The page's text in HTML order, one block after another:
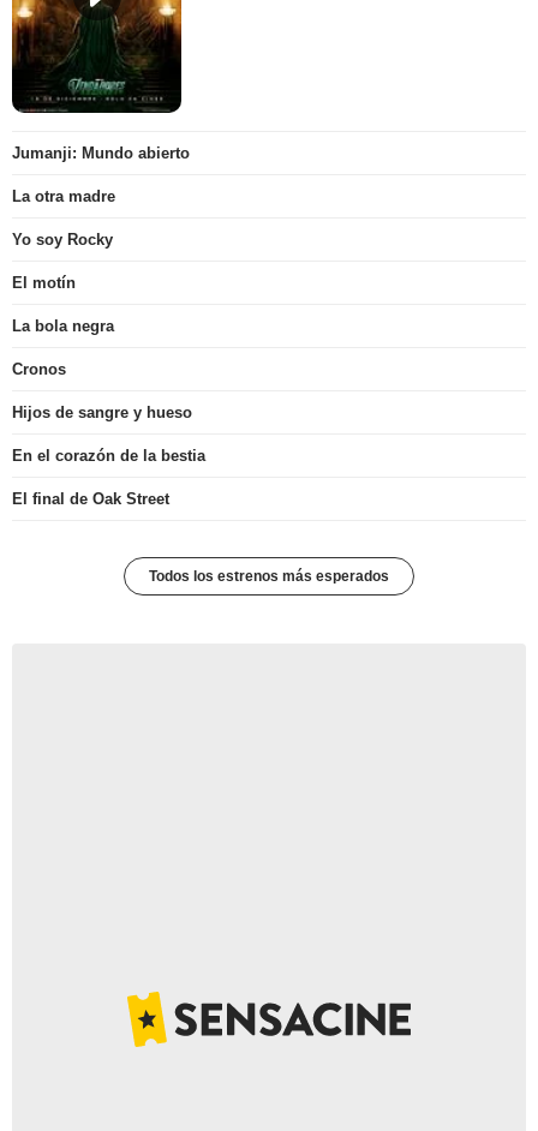
Jumanji: Mundo abierto
La otra madre
Yo soy Rocky
El motín
La bola negra
Cronos
Hijos de sangre y hueso
En el corazón de la bestia
El final de Oak Street
Todos los estrenos más esperados